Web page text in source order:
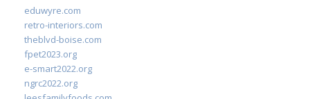
eduwyre.com
retro-interiors.com
theblvd-boise.com
fpet2023.org
e-smart2022.org
ngrc2022.org